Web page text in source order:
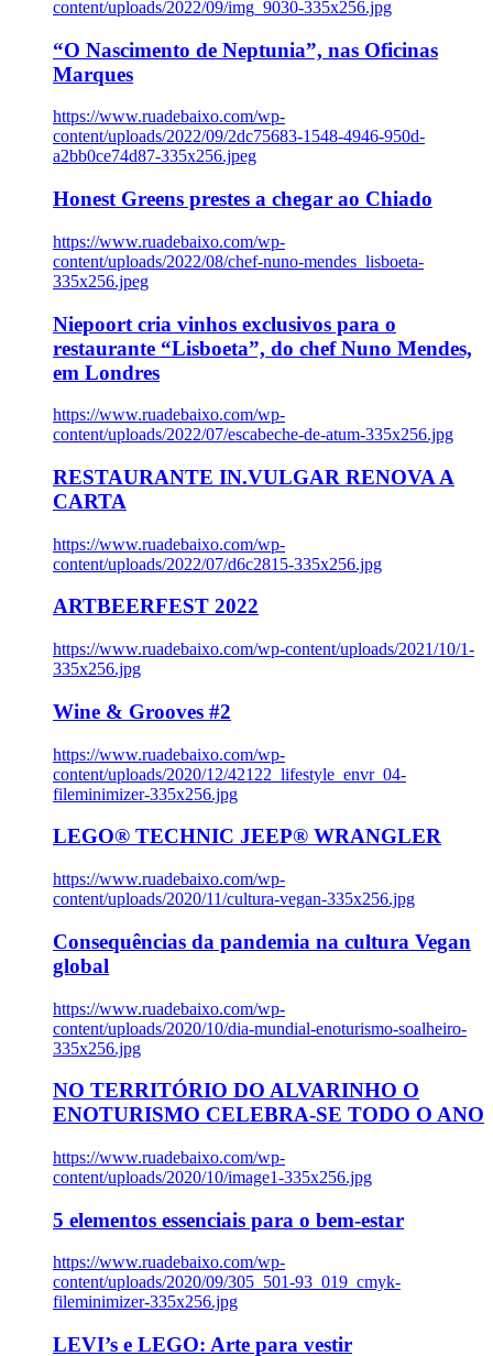
content/uploads/2022/09/img_9030-335x256.jpg
“O Nascimento de Neptunia”, nas Oficinas
Marques
https://www.ruadebaixo.com/wp-
content/uploads/2022/09/2dc75683-1548-4946-950d-
a2bb0ce74d87-335x256.jpeg
Honest Greens prestes a chegar ao Chiado
https://www.ruadebaixo.com/wp-
content/uploads/2022/08/chef-nuno-mendes_lisboeta-
335x256.jpeg
Niepoort cria vinhos exclusivos para o
restaurante “Lisboeta”, do chef Nuno Mendes,
em Londres
https://www.ruadebaixo.com/wp-
content/uploads/2022/07/escabeche-de-atum-335x256.jpg
RESTAURANTE IN.VULGAR RENOVA A
CARTA
https://www.ruadebaixo.com/wp-
content/uploads/2022/07/d6c2815-335x256.jpg
ARTBEERFEST 2022
https://www.ruadebaixo.com/wp-content/uploads/2021/10/1-
335x256.jpg
Wine & Grooves #2
https://www.ruadebaixo.com/wp-
content/uploads/2020/12/42122_lifestyle_envr_04-
fileminimizer-335x256.jpg
LEGO® TECHNIC JEEP® WRANGLER
https://www.ruadebaixo.com/wp-
content/uploads/2020/11/cultura-vegan-335x256.jpg
Consequências da pandemia na cultura Vegan
global
https://www.ruadebaixo.com/wp-
content/uploads/2020/10/dia-mundial-enoturismo-soalheiro-
335x256.jpg
NO TERRITÓRIO DO ALVARINHO O
ENOTURISMO CELEBRA-SE TODO O ANO
https://www.ruadebaixo.com/wp-
content/uploads/2020/10/image1-335x256.jpg
5 elementos essenciais para o bem-estar
https://www.ruadebaixo.com/wp-
content/uploads/2020/09/305_501-93_019_cmyk-
fileminimizer-335x256.jpg
LEVI’s e LEGO: Arte para vestir